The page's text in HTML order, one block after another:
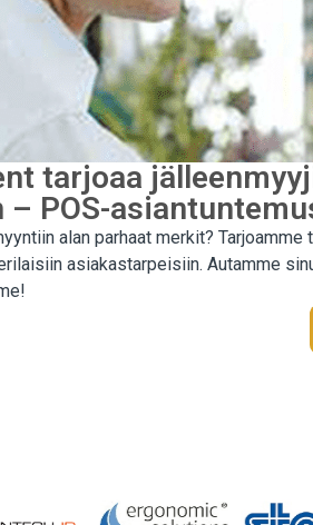
tarjoaa
– POS-
alan parhaat merkit?
asiakastarpeisiin. Autamme